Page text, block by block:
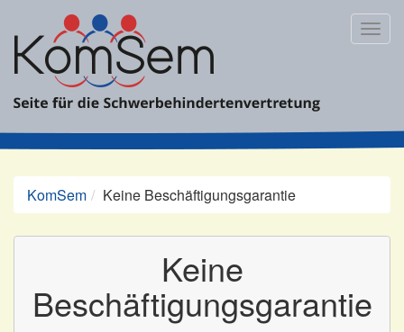
Inhalt
springen
KomSem Keine Beschäftigungsgarantie
Keine
Beschäftigungsgarantie